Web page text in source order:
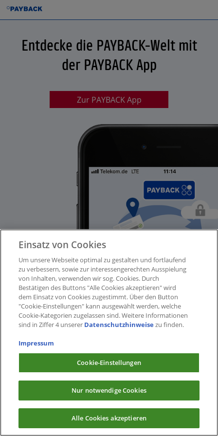
Entdecke die PAYBACK-Welt mit
der PAYBACK App
Zur PAYBACK App
Einsatz von Cookies
Um unsere Webseite optimal zu gestalten und fortlaufend
zu verbessern, sowie zur interessengerechten Ausspielung
von Inhalten, verwenden wir sog. Cookies. Durch
Bestätigen des Buttons "Alle Cookies akzeptieren" wird
dem Einsatz von Cookies zugestimmt. Über den Button
"Cookie-Einstellungen" kann ausgewählt werden, welche
Cookie-Kategorien zugelassen sind. Weitere Informationen
sind in Ziffer 4 unserer Datenschutzhinweise zu finden.
Impressum
Cookie-Einstellungen
Nur notwendige Cookies
Alle Cookies akzeptieren